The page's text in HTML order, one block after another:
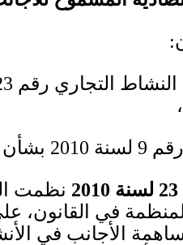
:
التجاري رقم
9 لسنة 2010 بشأن
23 لسنة 2010 نظمت
في القانون،
الأجانب في